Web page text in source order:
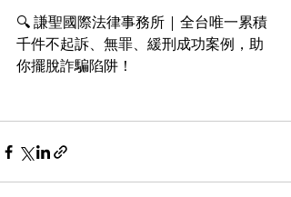
🔍 謙聖國際法律事務所 | 全台唯一累積
千件不起訴、無罪、緩刑成功案例，助
你擺脫詐騙陷阱！